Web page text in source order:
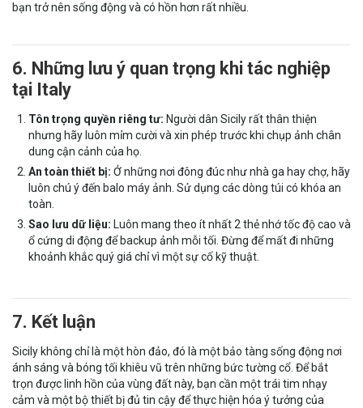
bạn trở nên sống động và có hồn hơn rất nhiều.
6. Những lưu ý quan trọng khi tác nghiệp
tại Italy
Tôn trọng quyền riêng tư: Người dân Sicily rất thân thiện
nhưng hãy luôn mỉm cười và xin phép trước khi chụp ảnh chân
dung cận cảnh của họ.
An toàn thiết bị: Ở những nơi đông đúc như nhà ga hay chợ, hãy
luôn chú ý đến balo máy ảnh. Sử dụng các dòng túi có khóa an
toàn.
Sao lưu dữ liệu: Luôn mang theo ít nhất 2 thẻ nhớ tốc độ cao và
ổ cứng di động để backup ảnh mỗi tối. Đừng để mất đi những
khoảnh khắc quý giá chỉ vì một sự cố kỹ thuật.
7. Kết luận
Sicily không chỉ là một hòn đảo, đó là một bảo tàng sống động nơi
ánh sáng và bóng tối khiêu vũ trên những bức tường cổ. Để bắt
trọn được linh hồn của vùng đất này, bạn cần một trái tim nhạy
cảm và một bộ thiết bị đủ tin cậy để thực hiện hóa ý tưởng của